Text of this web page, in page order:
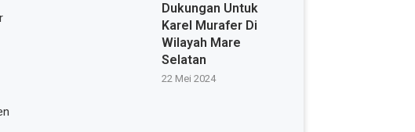
Dukungan Untuk
Karel Murafer Di
Wilayah Mare
Selatan
22 Mei 2024